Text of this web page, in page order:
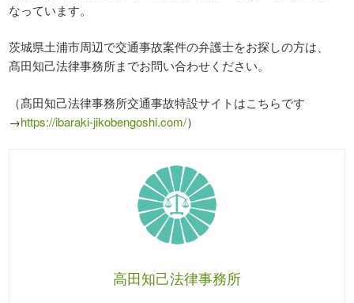
なっています。
茨城県土浦市周辺で交通事故案件の弁護士をお探しの方は、
髙田知己法律事務所までお問い合わせください。
（髙田知己法律事務所交通事故特設サイトはこちらです
→https://ibaraki-jikobengoshi.com/）
高田知己法律事務所